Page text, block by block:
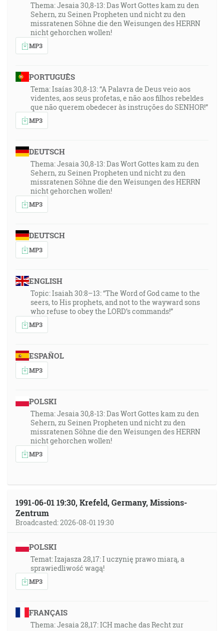
Thema: Jesaia 30,8-13: Das Wort Gottes kam zu den
Sehern, zu Seinen Propheten und nicht zu den
missratenen Söhne die den Weisungen des HERRN
nicht gehorchen wollen!
MP3
PORTUGUÊS
Tema: Isaías 30,8-13: “A Palavra de Deus veio aos
videntes, aos seus profetas, e não aos filhos rebeldes
que não querem obedecer às instruções do SENHOR!”
MP3
DEUTSCH
Thema: Jesaia 30,8-13: Das Wort Gottes kam zu den
Sehern, zu Seinen Propheten und nicht zu den
missratenen Söhne die den Weisungen des HERRN
nicht gehorchen wollen!
MP3
DEUTSCH
MP3
ENGLISH
Topic: Isaiah 30:8–13: “The Word of God came to the
seers, to His prophets, and not to the wayward sons
who refuse to obey the LORD’s commands!”
MP3
ESPAÑOL
MP3
POLSKI
Thema: Jesaia 30,8-13: Das Wort Gottes kam zu den
Sehern, zu Seinen Propheten und nicht zu den
missratenen Söhne die den Weisungen des HERRN
nicht gehorchen wollen!
MP3
1991-06-01 19:30, Krefeld, Germany, Missions-
Zentrum
Broadcasted: 2026-08-01 19:30
POLSKI
Temat: Izajasza 28,17: I uczynię prawo miarą, a
sprawiedliwość wagą!
MP3
FRANÇAIS
Thema: Jesaia 28,17: ICH mache das Recht zur